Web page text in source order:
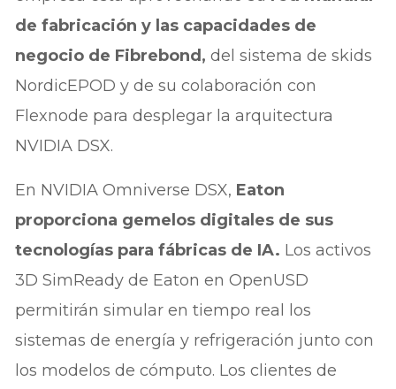
de fabricación y las capacidades de
negocio de Fibrebond, del sistema de skids
NordicEPOD y de su colaboración con
Flexnode para desplegar la arquitectura
NVIDIA DSX.
En NVIDIA Omniverse DSX, Eaton
proporciona gemelos digitales de sus
tecnologías para fábricas de IA. Los activos
3D SimReady de Eaton en OpenUSD
permitirán simular en tiempo real los
sistemas de energía y refrigeración junto con
los modelos de cómputo. Los clientes de